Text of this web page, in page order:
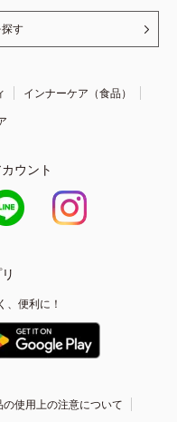
す
インナーケア（食品）
ウント
、便利に！
の使用上の注意について